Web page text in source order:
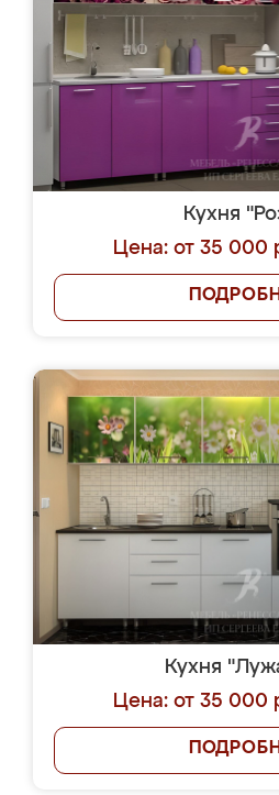
Кухня
Цена: от 35 000
Кухня
Цена: от 35 000